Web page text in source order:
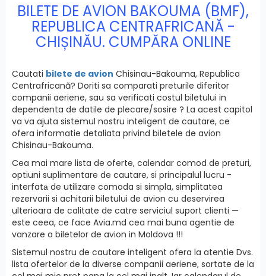
BILETE DE AVION BAKOUMA (BMF),
REPUBLICA CENTRAFRICANĂ -
CHIȘINĂU. CUMPĂRA ONLINE
Cautati bilete de avion Chisinau-Bakouma, Republica
Centrafricană? Doriti sa comparati preturile diferitor
companii aeriene, sau sa verificati costul biletului in
dependenta de datile de plecare/sosire ? La acest capitol
va va ajuta sistemul nostru inteligent de cautare, ce
ofera informatie detaliata privind biletele de avion
Chisinau-Bakouma.
Cea mai mare lista de oferte, calendar comod de preturi,
optiuni suplimentare de cautare, si principalul lucru -
interfatа de utilizare comoda si simpla, simplitatea
rezervarii si achitarii biletului de avion cu deservirea
ulterioara de calitate de catre serviciul suport clienti —
este ceea, ce face Avia.md cea mai buna agentie de
vanzare a biletelor de avion in Moldova !!!
Sistemul nostru de cautare inteligent ofera la atentie Dvs.
lista ofertelor de la diverse companii aeriene, sortate de la